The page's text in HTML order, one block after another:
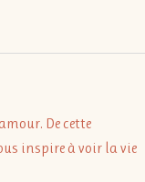
De cette
inspire à voir la vie